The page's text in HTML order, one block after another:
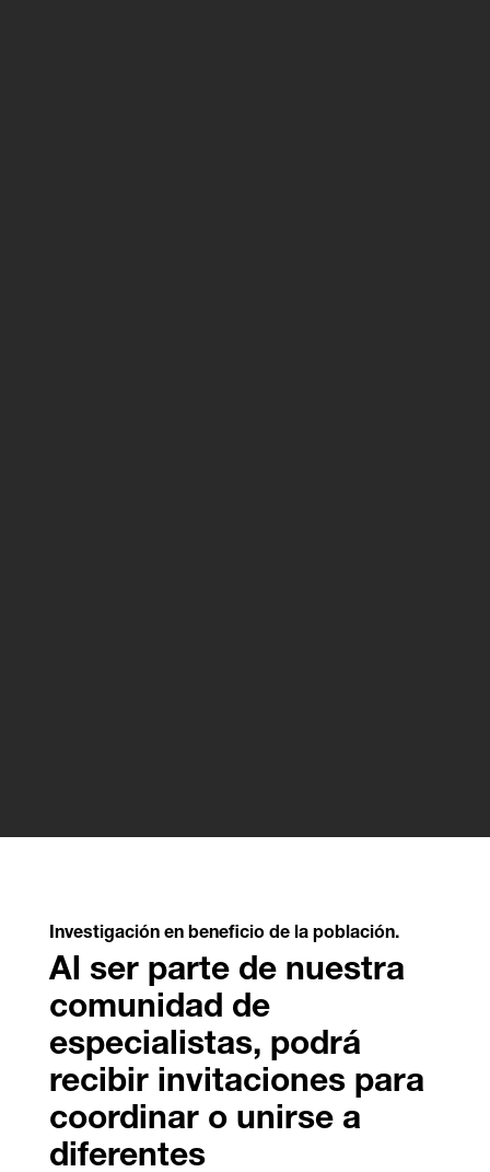
Investigación en beneficio de la población.
Al ser parte de nuestra
comunidad de
especialistas, podrá
recibir invitaciones para
coordinar o unirse a
diferentes